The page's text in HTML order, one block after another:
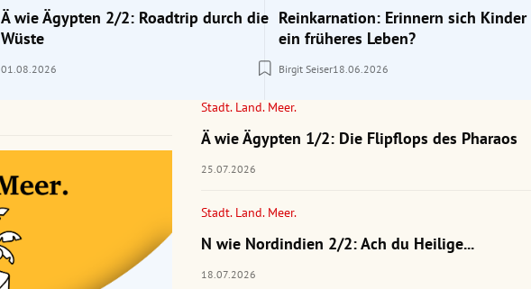
Ä wie Ägypten 2/2: Roadtrip durch die
Wüste
01.08.2026
Reinkarnation: Erinnern sich Kinder
ein früheres Leben?
Birgit Seiser18.06.2026
Stadt. Land. Meer.
Ä wie Ägypten 1/2: Die Flipflops des Pharaos
25.07.2026
Stadt. Land. Meer.
N wie Nordindien 2/2: Ach du Heilige...
18.07.2026